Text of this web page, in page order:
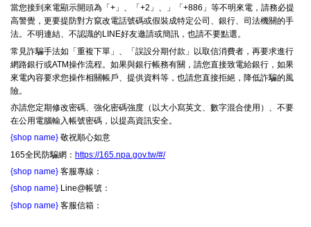
當您接到來電顯示開頭為「+」、「+2」、」「+886」等不明來電，請務必提
高警覺，更要提防對方竄改電話號碼或假裝成特定公司、銀行、司法機關的手
法。不明連結、不認識的LINE好友邀請或簡訊，也請不要點選。
常見詐騙手法如「重複下單」、「誤設分期付款」以取信消費者，再要求進行
網路銀行或ATM操作流程。如果與銀行帳務有關，請您直接致電給銀行，如果
來電內容要求您操作相關帳戶、提供資料等，也請您直接拒絕，降低詐騙的風
險。
亦請您定期修改密碼、強化密碼強度（以大小寫英文、數字混合使用）、不要
在公用電腦輸入帳號密碼，以提高資訊安全。
{shop name} 敬祝順心如意
165全民防騙網： https://165.npa.gov.tw/#/
{shop name} 客服專線：
{shop name} Line@帳號：
{shop name} 客服信箱：